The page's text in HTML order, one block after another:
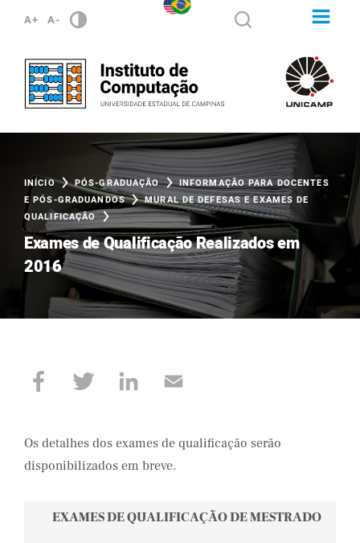
A+ A-
INÍCIO PÓS-GRADUAÇÃO
INFORMAÇÃO PARA DOCENTES
E PÓS-GRADUANDOS
MURAL DE DEFESAS E EXAMES DE
QUALIFICAÇÃO
Exames de Qualificação Realizados em
2016
Os detalhes dos exames de qualificação serão
disponibilizados em breve.
EXAMES DE QUALIFICAÇÃO DE MESTRADO